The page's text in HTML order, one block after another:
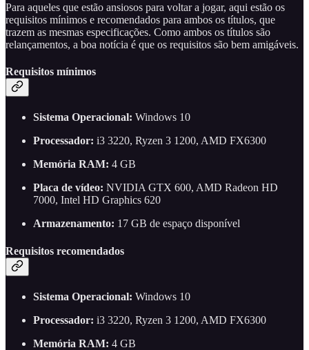
Para aqueles que estão ansiosos para voltar a jogar, aqui estão os
requisitos mínimos e recomendados para ambos os títulos, que
trazem as mesmas especificações. Como ambos os títulos são
relançamentos, a boa notícia é que os requisitos são bem amigáveis.
Requisitos mínimos
Sistema Operacional: Windows 10
Processador: i3 3220, Ryzen 3 1200, AMD FX6300
Memória RAM: 4 GB
Placa de vídeo: NVIDIA GTX 600, AMD Radeon HD
7000, Intel HD Graphics 620
Armazenamento: 17 GB de espaço disponível
Requisitos recomendados
Sistema Operacional: Windows 10
Processador: i3 3220, Ryzen 3 1200, AMD FX6300
Memória RAM: 4 GB